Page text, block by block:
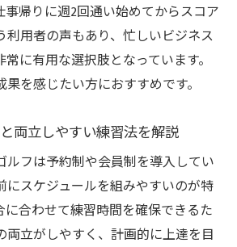
事帰りに週2回通い始めてからスコア
利用者の声もあり、忙しいビジネス
に有用な選択肢となっています。
を感じたい方におすすめです。
両立しやすい練習法を解説
ルフは予約制や会員制を導入してい
にスケジュールを組みやすいのが特
合わせて練習時間を確保できるた
両立がしやすく、計画的に上達を目